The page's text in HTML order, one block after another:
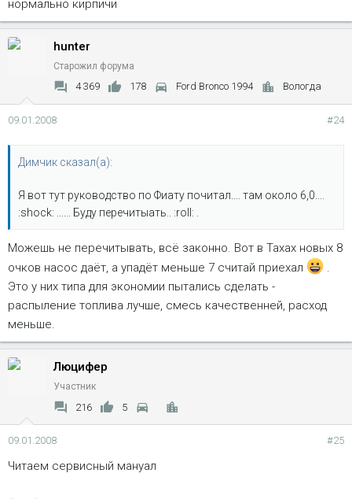
нормально кирпичи
hunter
Старожил форума
4 369 178 Ford Bronco 1994 Вологда
09.01.2008 #24
Димчик сказал(а):
Я вот тут руководство по Фиату почитал.... там около 6,0....
:shock: ...... Буду перечитыать.. :roll: .
Можешь не перечитывать, всё законно. Вот в Тахах новых 8
очков насос даёт, а упадёт меньше 7 считай приехал
.
Это у них типа для экономии пытались сделать -
распыление топлива лучше, смесь качественней, расход
меньше.
Люцифер
Участник
216 5
09.01.2008 #25
Читаем сервисный мануал